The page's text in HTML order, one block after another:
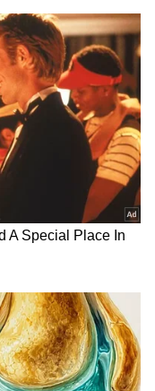
రాశికి చాలా
కెరీర్ లో
మిగిలిపోయిన
వ్యాపారాన్ని
వ్యవహారాలు ఏమైనా
ఇల్లు కొనే కోరిక